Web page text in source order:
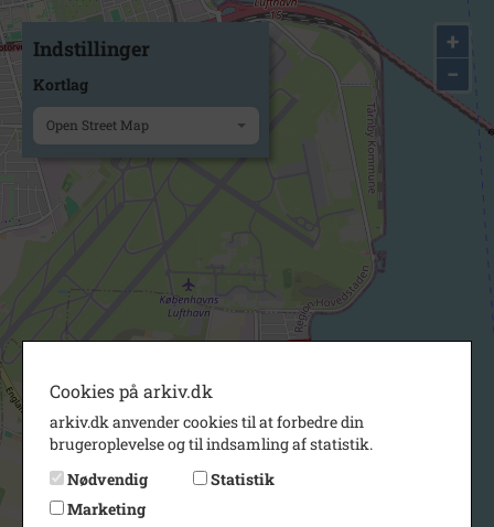
+
−
Indstillinger
Kortlag
Open Street Map
Cookies på arkiv.dk
arkiv.dk anvender cookies til at forbedre din
brugeroplevelse og til indsamling af statistik.
Nødvendig
Statistik
Marketing